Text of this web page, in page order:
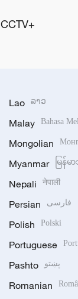
CCTV+
Lao ລາວ
Malay Bahasa
Mongolian
Myanmar မြန်
Nepali नेपाली
Persian فارسی
Polish Polski
Portuguese
Pashto پښتو
Romanian